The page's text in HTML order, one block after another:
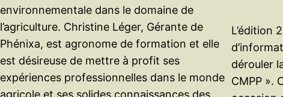
environnementale dans le domaine de
l’agriculture. Christine Léger, Gérante de
Phénixa, est agronome de formation et elle
est désireuse de mettre à profit ses
expériences professionnelles dans le monde
agricole et ses solides connaissances des
L’édition
dérouler
CMPP ».